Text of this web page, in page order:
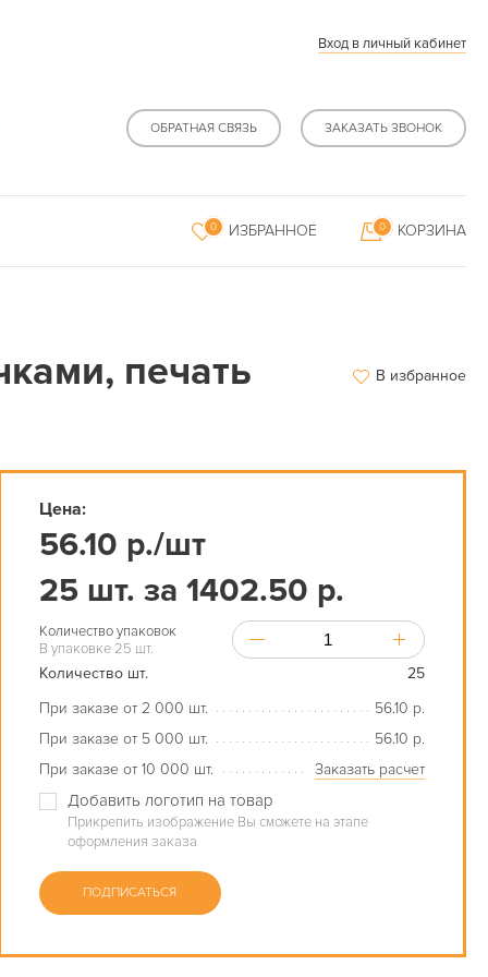
Вход в личный кабинет
ОБРАТНАЯ СВЯЗЬ ЗАКАЗАТЬ ЗВОНОК
0 ИЗБРАННОЕ 0 КОРЗИНА
печать
В избранное
Цена:
56.10 р./шт
25 шт. за 1402.50 р.
Количество упаковок
В упаковке 25 шт.
Количество шт.
25
При заказе от 2 000 шт.
56.10 р.
При заказе от 5 000 шт.
56.10 р.
При заказе от 10 000 шт.
Заказать расчет
Добавить логотип на товар
Прикрепить изображение Вы сможете на этапе
оформления заказа
ПОДПИСАТЬСЯ